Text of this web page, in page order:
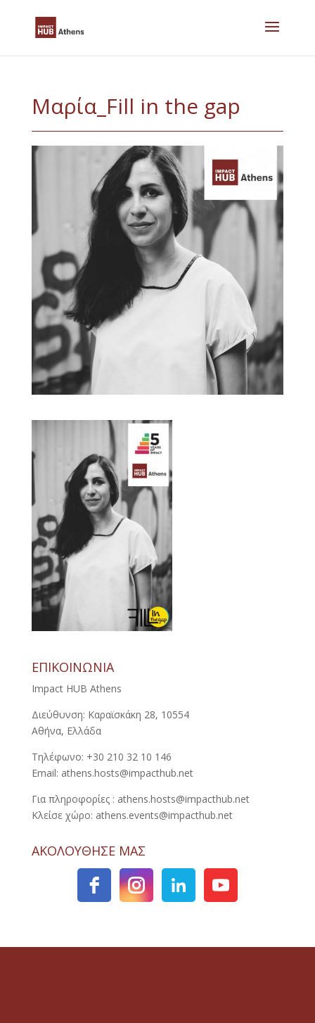
Μαρία_Fill in the gap
ΕΠΙΚΟΙΝΩΝΙΑ
Impact HUB Athens
Διεύθυνση: Καραϊσκάκη 28, 10554
Αθήνα, Ελλάδα
Τηλέφωνο: +30 210 32 10 146
Email: athens.hosts@impacthub.net
Για πληροφορίες : athens.hosts@impacthub.net
Κλείσε χώρο: athens.events@impacthub.net
ΑΚΟΛΟΥΘΗΣΕ ΜΑΣ